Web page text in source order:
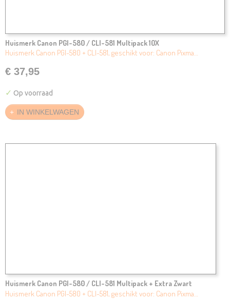
Huismerk Canon PGI-580 / CLI-581 Multipack 10X
Huismerk Canon PGI-580 + CLI-581, geschikt voor: Canon Pixma…
€ 37,95
✓ Op voorraad
IN WINKELWAGEN
Huismerk Canon PGI-580 / CLI-581 Multipack + Extra Zwart
Huismerk Canon PGI-580 + CLI-581, geschikt voor: Canon Pixma…